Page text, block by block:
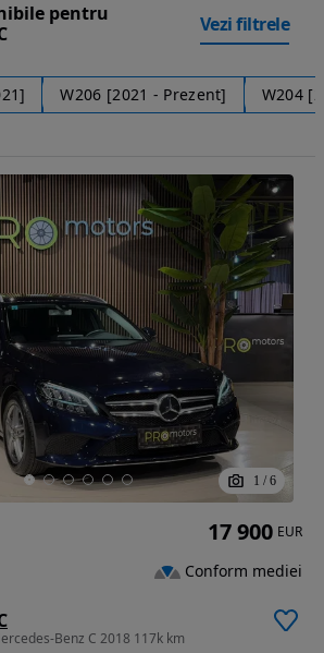
pentru
Vezi filtrele
W206 [2021 - Prezent] W204
1 / 6
Benz C 2018 117k km
17 900 EUR
Conform mediei